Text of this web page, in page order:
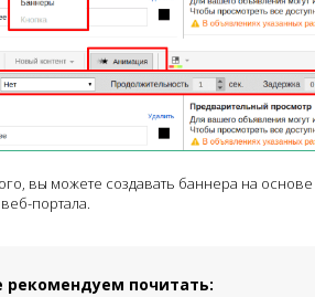
вы можете создавать баннера на
портала.
рекомендуем почитать: